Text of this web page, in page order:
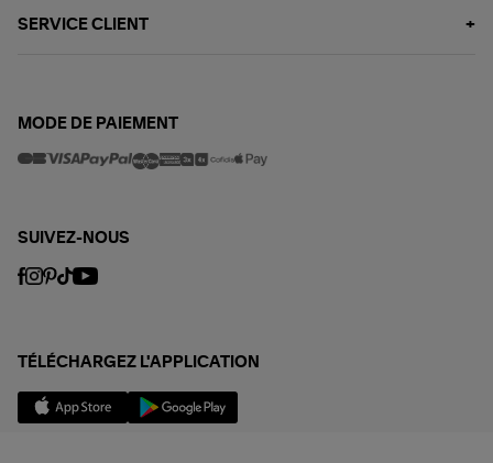
SERVICE CLIENT
MODE DE PAIEMENT
SUIVEZ-NOUS
TÉLÉCHARGEZ L'APPLICATION